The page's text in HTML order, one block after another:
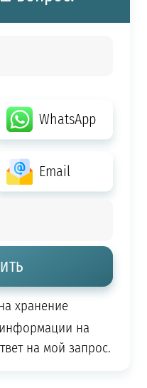
WhatsApp
Email
хранение
на
на мой запрос.